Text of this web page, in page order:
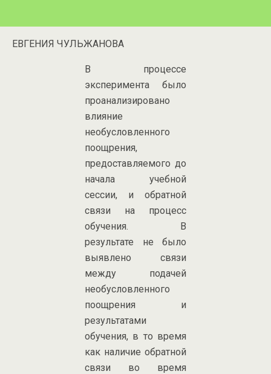
ЕВГЕНИЯ ЧУЛЬЖАНОВА
В процессе
эксперимента было
проанализировано
влияние
необусловленного
поощрения,
предоставляемого до
начала учебной
сессии, и обратной
связи на процесс
обучения. В
результате не было
выявлено связи
между подачей
необусловленного
поощрения и
результатами
обучения, в то время
как наличие обратной
связи во время